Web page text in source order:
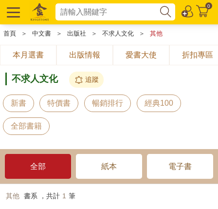
0
首頁 ＞ 中文書 ＞ 出版社 ＞ 不求人文化 ＞ 其他
本月選書 出版情報 愛書大使 折扣專區
不求人文化 追蹤
新書 特價書 暢銷排行 經典100
全部書籍
全部 紙本 電子書
其他 書系 ，共計 1 筆